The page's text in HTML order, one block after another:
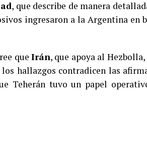
, que describe de manera
ingresaron a la Argentina en
que Irán, que apoya al Hezbolla,
hallazgos contradicen las
Teherán tuvo un papel